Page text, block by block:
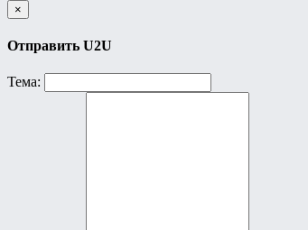
×
Отправить U2U
Тема: